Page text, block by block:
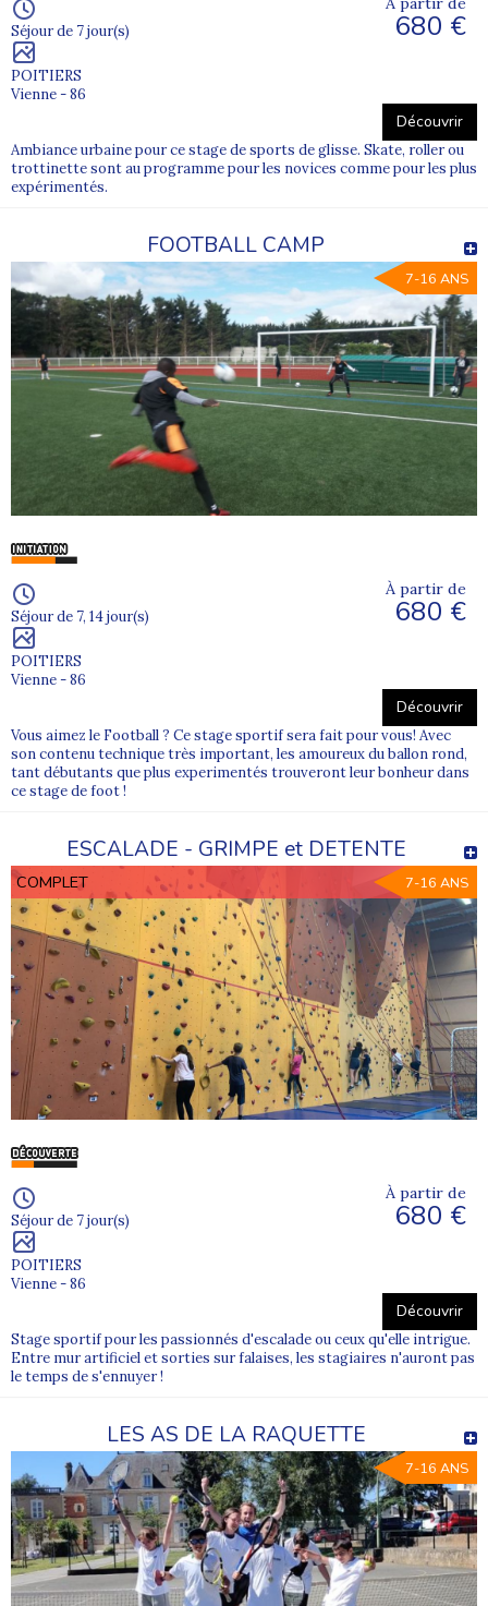
Séjour de 7 jour(s)
POITIERS
Vienne - 86
680 €
Découvrir
Ambiance urbaine pour ce stage de sports de glisse. Skate, roller ou
trottinette sont au programme pour les novices comme pour les plus
expérimentés.
FOOTBALL CAMP
7-16 ANS
Séjour de 7, 14 jour(s)
POITIERS
Vienne - 86
À partir de
680 €
Découvrir
Vous aimez le Football ? Ce stage sportif sera fait pour vous! Avec
son contenu technique très important, les amoureux du ballon rond,
tant débutants que plus experimentés trouveront leur bonheur dans
ce stage de foot !
ESCALADE - GRIMPE et DETENTE
COMPLET 7-16 ANS
Séjour de 7 jour(s)
POITIERS
Vienne - 86
À partir de
680 €
Découvrir
Stage sportif pour les passionnés d'escalade ou ceux qu'elle intrigue.
Entre mur artificiel et sorties sur falaises, les stagiaires n'auront pas
le temps de s'ennuyer !
LES AS DE LA RAQUETTE
7-16 ANS